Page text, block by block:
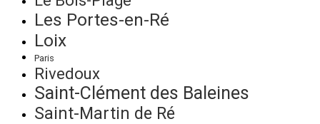
Les Portes-en-Ré
Loix
Paris
Rivedoux
Saint-Clément des Baleines
Saint-Martin de Ré